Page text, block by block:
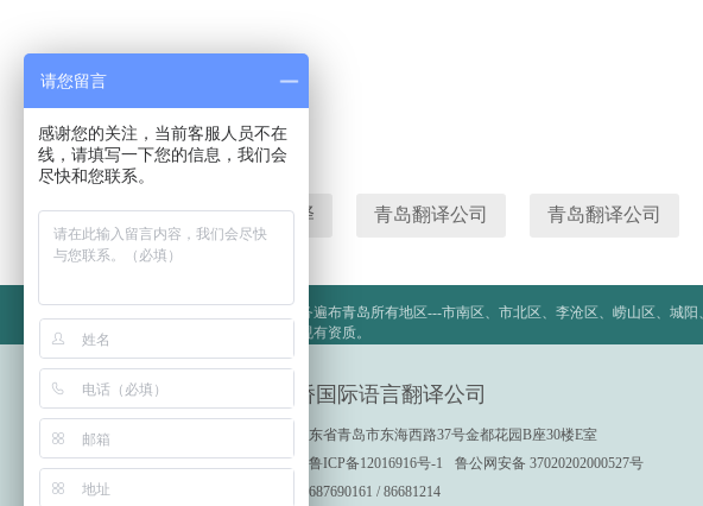
青岛翻译 有道翻译 青岛翻译公司 青岛翻译公司
环宇桥国际语言翻译公司：翻译业务遍布青岛所有地区---市南区、市北区、李沧区、崂山区、城阳
岛、即墨、莱西、胶州、平度。正规有资质。
环宇桥国际语言翻译公司
地址：山东省青岛市东海西路37号金都花园B座30楼E室
备案号： 鲁ICP备12016916号-1
鲁公网安备 37020202000527号
电话：13687690161 / 86681214
请您留言
感谢您的关注，当前客服人员不在
线，请填写一下您的信息，我们会
尽快和您联系。